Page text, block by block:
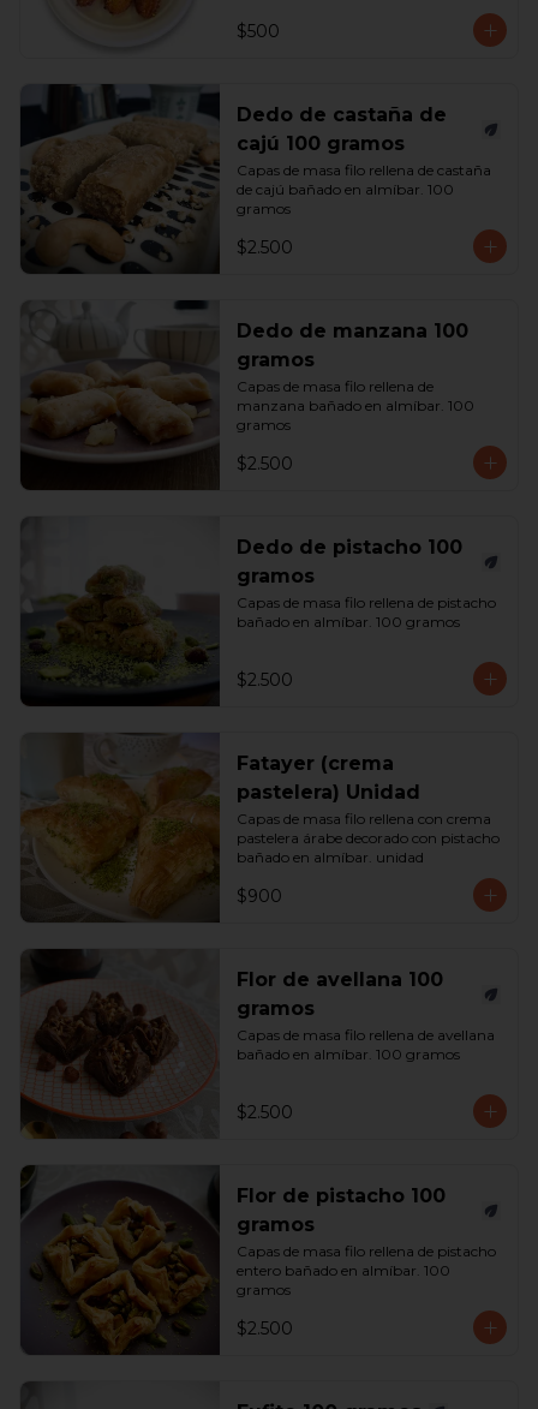
$500
Dedo de castaña de
cajú 100 gramos
Capas de masa filo rellena de castaña
de cajú bañado en almíbar. 100
gramos
$2.500
Dedo de manzana 100
gramos
Capas de masa filo rellena de
manzana bañado en almíbar. 100
gramos
$2.500
Dedo de pistacho 100
gramos
Capas de masa filo rellena de pistacho
bañado en almíbar. 100 gramos
$2.500
Fatayer (crema
pastelera) Unidad
Capas de masa filo rellena con crema
pastelera árabe decorado con pistacho
bañado en almíbar. unidad
$900
Flor de avellana 100
gramos
Capas de masa filo rellena de avellana
bañado en almíbar. 100 gramos
$2.500
Flor de pistacho 100
gramos
Capas de masa filo rellena de pistacho
entero bañado en almíbar. 100
gramos
$2.500